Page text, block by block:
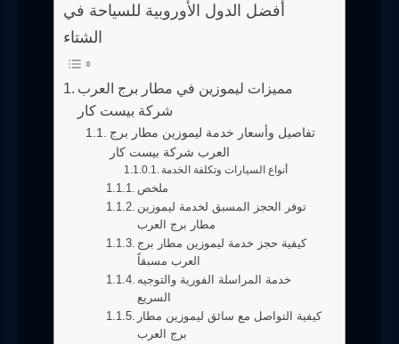
أفضل الدول الأوروبية للسياحة في
الشتاء
مميزات ليموزين في مطار برج العرب
شركة بيست كار
تفاصيل وأسعار خدمة ليموزين مطار برج
العرب شركة بيست كار
أنواع السيارات وتكلفة الخدمة
ملخص
توفر الحجز المسبق لخدمة ليموزين
مطار برج العرب
كيفية حجز خدمة ليموزين مطار برج
العرب مسبقاً
خدمة المراسلة الفورية والتوجيه
السريع
كيفية التواصل مع سائق ليموزين مطار
برج العرب